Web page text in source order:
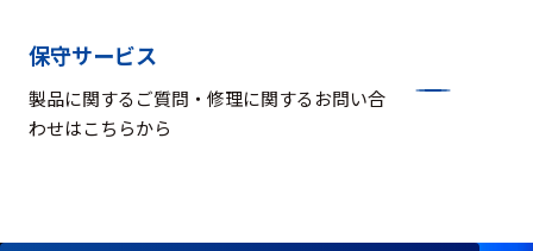
保守サービス
製品に関するご質問・修理に関するお問い合
わせはこちらから